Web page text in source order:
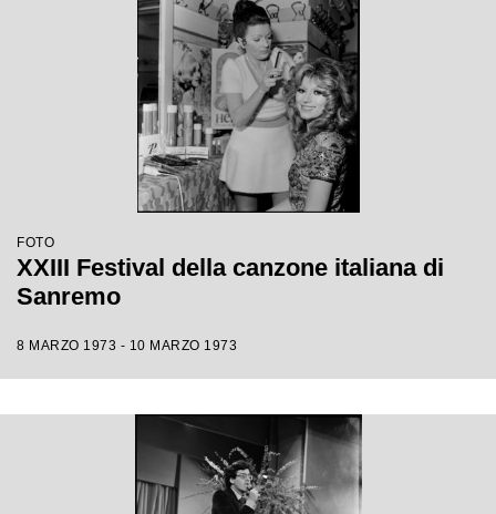
FOTO
XXIII Festival della canzone italiana di
Sanremo
8 MARZO 1973 - 10 MARZO 1973